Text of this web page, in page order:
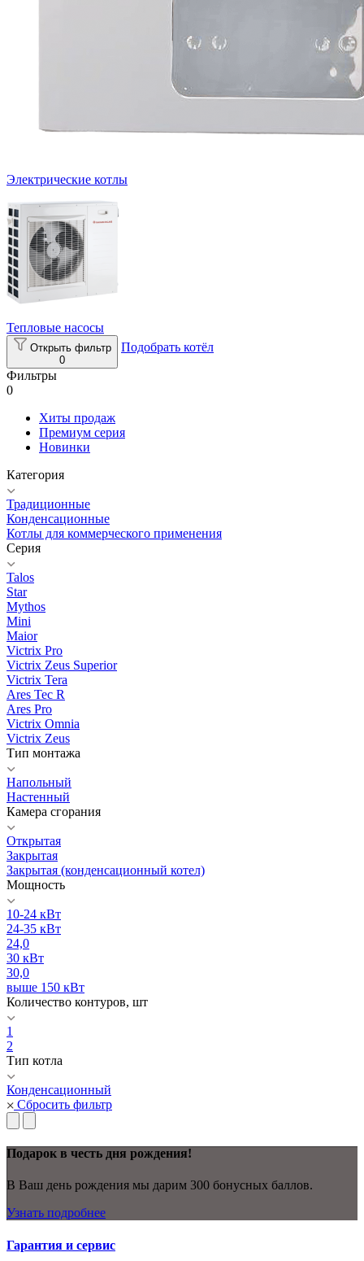
Электрические котлы
Тепловые насосы
Открыть фильтр
0
Подобрать котёл
Фильтры
0
Хиты продаж
Премиум серия
Новинки
Категория
Традиционные
Конденсационные
Котлы для коммерческого применения
Серия
Talos
Star
Mythos
Mini
Maior
Victrix Pro
Victrix Zeus Superior
Victrix Tera
Ares Tec R
Ares Pro
Victrix Omnia
Victrix Zeus
Тип монтажа
Напольный
Настенный
Камера сгорания
Открытая
Закрытая
Закрытая (конденсационный котел)
Мощность
10-24 кВт
24-35 кВт
24,0
30 кВт
30,0
выше 150 кВт
Количество контуров, шт
1
2
Тип котла
Конденсационный
Сбросить фильтр
Подарок в честь дня рождения!
В Ваш день рождения мы дарим 300 бонусных баллов.
Узнать подробнее
Гарантия и сервис